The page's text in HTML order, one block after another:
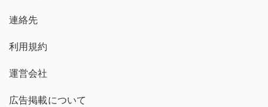
連絡先
利用規約
運営会社
広告掲載について